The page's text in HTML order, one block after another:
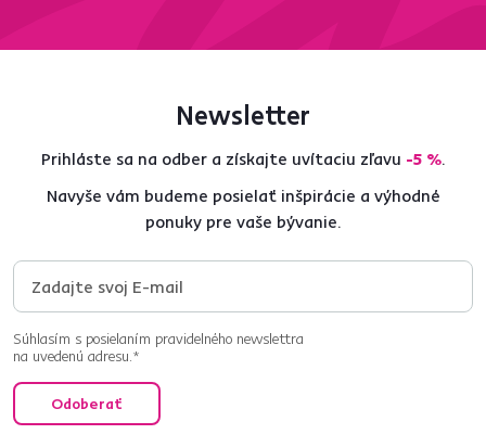
Newsletter
Prihláste sa na odber a získajte uvítaciu zľavu -5 %.
Navyše vám budeme posielať inšpirácie a výhodné
ponuky pre vaše bývanie.
Súhlasím s posielaním pravidelného newslettra
na uvedenú adresu.*
Odoberať